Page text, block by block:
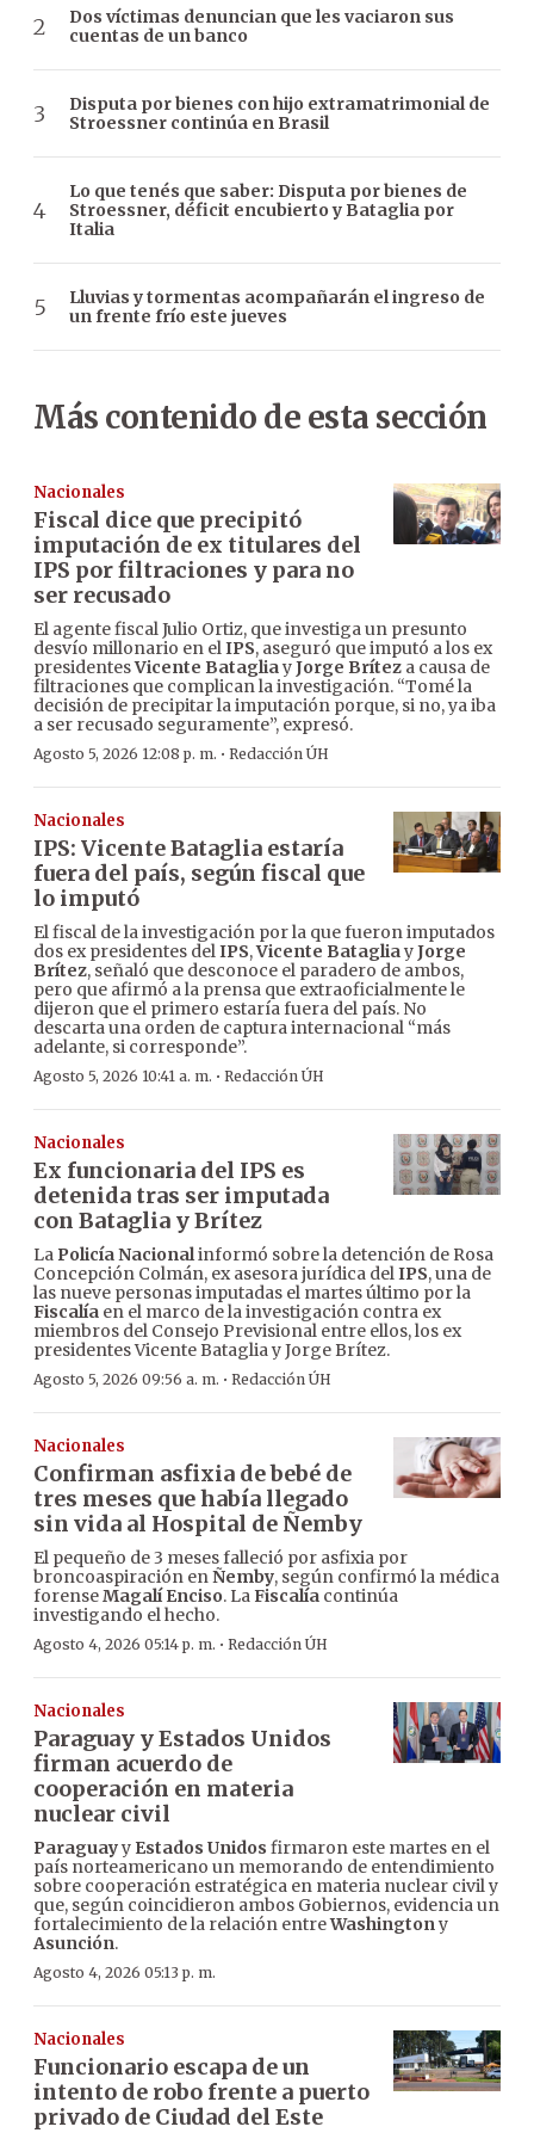
Dos víctimas denuncian que les vaciaron sus
cuentas de un banco
Disputa por bienes con hijo extramatrimonial de
Stroessner continúa en Brasil
Lo que tenés que saber: Disputa por bienes de
Stroessner, déficit encubierto y Bataglia por
Italia
Lluvias y tormentas acompañarán el ingreso de
un frente frío este jueves
Más contenido de esta sección
Nacionales
Fiscal dice que precipitó
imputación de ex titulares del
IPS por filtraciones y para no
ser recusado
El agente fiscal Julio Ortiz, que investiga un presunto
desvío millonario en elIPS, aseguró que imputó a los ex
presidentesVicente BatagliayJorge Brítez a causa de
filtraciones que complican la investigación. “Tomé la
decisión de precipitar la imputación porque, si no, ya iba
a ser recusado seguramente”, expresó.
Agosto 5, 2026 12:08 p. m. · Redacción ÚH
Nacionales
IPS: Vicente Bataglia estaría
fuera del país, según fiscal que
lo imputó
El fiscal de la investigación por la que fueron imputados
dos ex presidentes delIPS,Vicente BatagliayJorge
Brítez, señaló que desconoce el paradero de ambos,
pero que afirmó a la prensa que extraoficialmente le
dijeron que el primero estaría fuera del país. No
descarta una orden de captura internacional “más
adelante, si corresponde”.
Agosto 5, 2026 10:41 a. m. · Redacción ÚH
Nacionales
Ex funcionaria del IPS es
detenida tras ser imputada
con Bataglia y Brítez
La Policía Nacionalinformó sobre la detención de Rosa
Concepción Colmán, ex asesora jurídica delIPS, una de
las nueve personas imputadas el martes último por la
Fiscalía en el marco de la investigación contra ex
miembros del Consejo Previsional entre ellos, los ex
presidentes Vicente Bataglia y Jorge Brítez.
Agosto 5, 2026 09:56 a. m. · Redacción ÚH
Nacionales
Confirman asfixia de bebé de
tres meses que había llegado
sin vida al Hospital de Ñemby
El pequeño de 3 meses falleció por asfixia por
broncoaspiración enÑemby, según confirmó la médica
forenseMagalí Enciso. LaFiscalía continúa
investigando el hecho.
Agosto 4, 2026 05:14 p. m. · Redacción ÚH
Nacionales
Paraguay y Estados Unidos
firman acuerdo de
cooperación en materia
nuclear civil
Paraguayy Estados Unidos firmaron este martes en el
país norteamericano un memorando de entendimiento
sobre cooperación estratégica en materia nuclear civil y
que, según coincidieron ambos Gobiernos, evidencia un
fortalecimiento de la relación entreWashingtony
Asunción.
Agosto 4, 2026 05:13 p. m.
Nacionales
Funcionario escapa de un
intento de robo frente a puerto
privado de Ciudad del Este